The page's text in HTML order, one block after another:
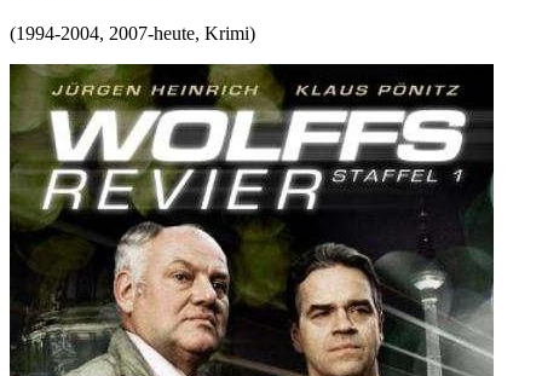
(1994-2004, 2007-heute, Krimi)